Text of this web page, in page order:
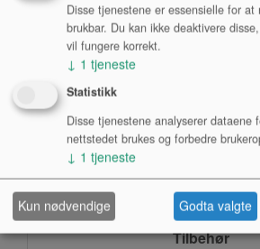
Tilbehør
Disse tjenestene er essensielle for
brukbar. Du kan ikke deaktivere
vil fungere korrekt.
↓ 1 tjeneste
Statistikk
Disse tjenestene analyserer dataene
nettstedet brukes og forbedre
↓ 1 tjeneste
Kun nødvendige Godta valgte